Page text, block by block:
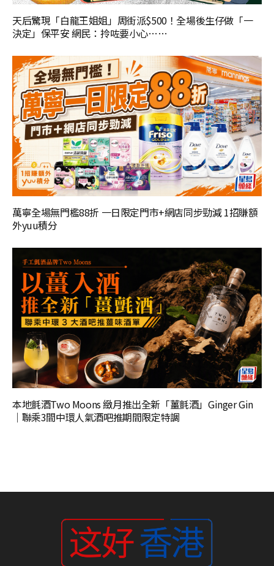
天后驚現「白龍王姐姐」周街派$500！全場後生仔做「一
決定」保平安 網民：拎咗要小心……
萬寧全場無門檻88折 一日限定門市+網店同步勁減 1招賺額
外yuu積分
本地氈酒Two Moons 緻月推出全新「薑氈酒」Ginger Gin
｜聯乘3間中環人氣酒吧推期間限定特調